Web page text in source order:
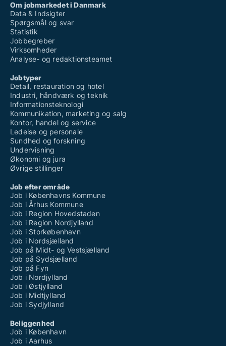
Om jobmarkedet i Danmark
Data & Indsigter
Spørgsmål og svar
Statistik
Jobbegreber
Virksomheder
Analyse- og redaktionsteamet
Jobtyper
Detail, restauration og hotel
Industri, håndværk og teknik
Informationsteknologi
Kommunikation, marketing og salg
Kontor, handel og service
Ledelse og personale
Sundhed og forskning
Undervisning
Økonomi og jura
Øvrige stillinger
Job efter område
Job i Københavns Kommune
Job i Århus Kommune
Job i Region Hovedstaden
Job i Region Nordjylland
Job i Storkøbenhavn
Job i Nordsjælland
Job på Midt- og Vestsjælland
Job på Sydsjælland
Job på Fyn
Job i Nordjylland
Job i Østjylland
Job i Midtjylland
Job i Sydjylland
Beliggenhed
Job i København
Job i Aarhus